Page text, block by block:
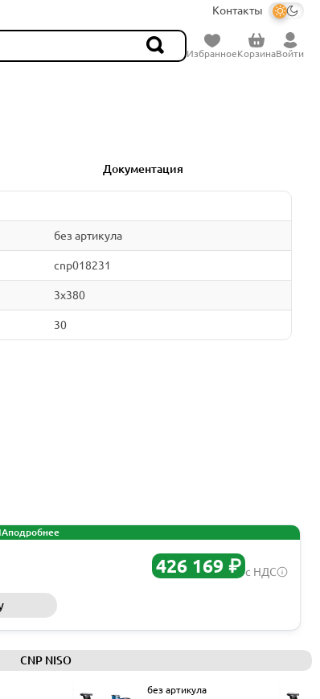
Контакты
ИзбранноеКорзинаВойти
Документация
без артикула
cnp018231
3x380
30
подробнее
426 169 ₽ с НДС
CNP NISO
без артикула